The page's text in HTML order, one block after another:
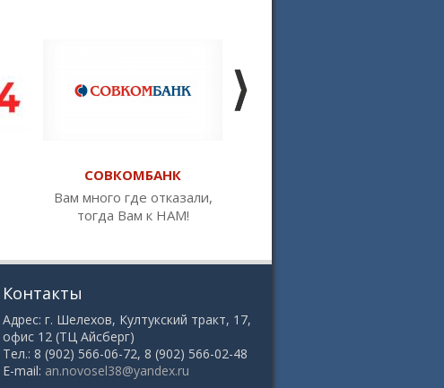
СОВКОМБАНК
Вам много где отказали,
тогда Вам к НАМ!
Контакты
Адрес: г. Шелехов, Култукский тракт, 17,
офис 12 (ТЦ Айсберг)
Тел.: 8 (902) 566-06-72, 8 (902) 566-02-48
E-mail: an.novosel38@yandex.ru